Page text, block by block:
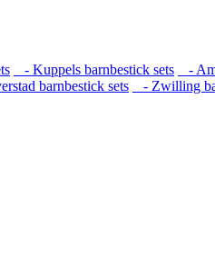
- Kuppels barnbestick sets -
barnbestick sets - Zwilling